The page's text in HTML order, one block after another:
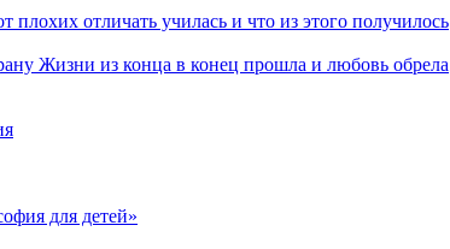
отличать училась и что из этого получилось
Жизни из конца в конец прошла и любовь обрела
для детей»